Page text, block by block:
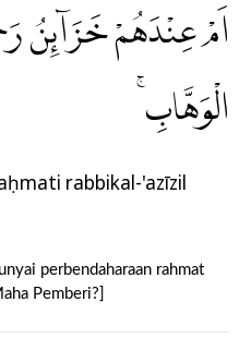
اَمْ عِنْدَهُمْ خَزَاۤىِٕنُ
الْوَهَّابِۚ
rabbikal-'azīzil
perbendaharaan rahmat
Pemberi?]